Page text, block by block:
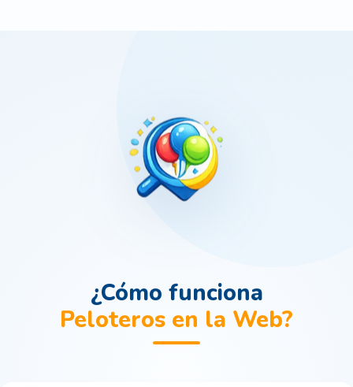
¿Cómo funciona
Peloteros en la Web?